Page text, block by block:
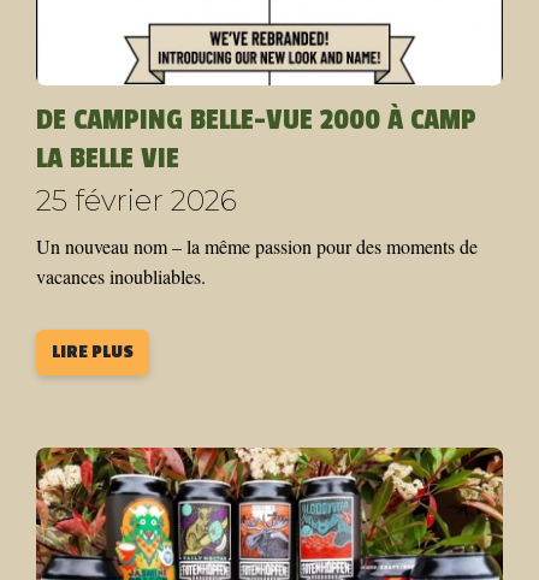
DE CAMPING BELLE-VUE 2000 À CAMP
LA BELLE VIE
25 février 2026
Un nouveau nom – la même passion pour des moments de
vacances inoubliables.
LIRE PLUS